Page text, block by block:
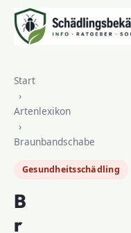
Zum Inhalt springen
Start
›
Artenlexikon
›
Braunbandschabe
Gesundheitsschädling
B
r